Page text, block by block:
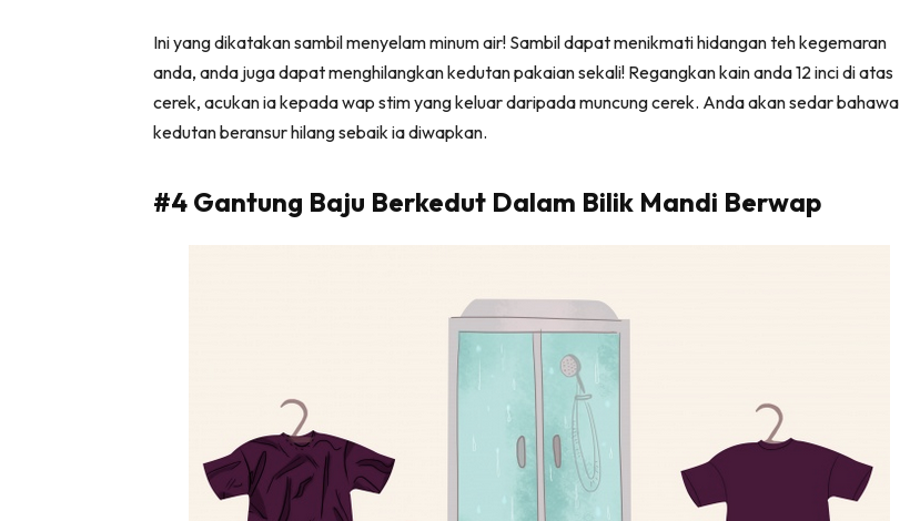
Ini yang dikatakan sambil menyelam minum air! Sambil dapat menikmati hidangan teh kegemaran
anda, anda juga dapat menghilangkan kedutan pakaian sekali! Regangkan kain anda 12 inci di atas
cerek, acukan ia kepada wap stim yang keluar daripada muncung cerek. Anda akan sedar bahawa
kedutan beransur hilang sebaik ia diwapkan.
#4 Gantung Baju Berkedut Dalam Bilik Mandi Berwap